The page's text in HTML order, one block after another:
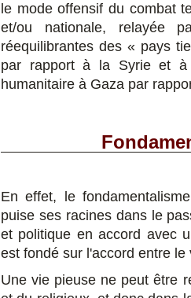
le mode offensif du combat
et/ou nationale, relayée
réequilibrantes des « pays
par rapport à la Syrie et à
humanitaire à Gaza par
En effet, le
puise ses racines dans le
et politique en accord avec
est fondé sur l'accord entre
Une vie pieuse ne peut être